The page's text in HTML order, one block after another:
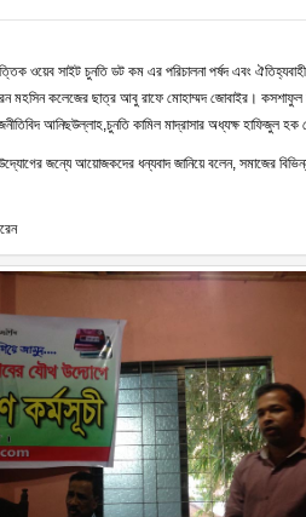
ওয়েব সাইট চুনতি ডট কম এর পরিচালনা পর্ষদ এবং
মহসিন কলেজের ছাত্র আবু রাফে মোহাম্মদ জোবাইর। কসশাফুল হক
আনিছউল্লাহ,চুনতি কামিল মাদ্রাসার অধ্যক্ষ হাফিজুল
জন্যে আয়োজকদের ধন্যবাদ জানিয়ে বলেন, সমাজের
চুনতি ডট কম এবং সিনার্জি ক্লাবের যৌথ উদ্যেগে শীত
বস্ত্র বিতরণ